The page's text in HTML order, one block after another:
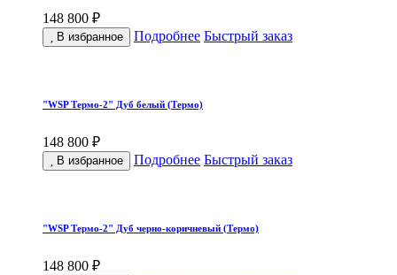
148 800 ₽
В избранное Подробнее Быстрый заказ
"WSP Термо-2" Дуб белый (Термо)
148 800 ₽
В избранное Подробнее Быстрый заказ
"WSP Термо-2" Дуб черно-коричневый (Термо)
148 800 ₽